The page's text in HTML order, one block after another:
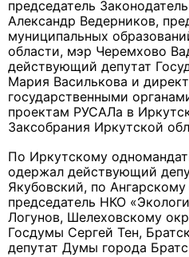
председатель
Александр Ведерников,
муниципальных
области, мэр Черемхово
действующий депутат
Мария Василькова и
государственными
проектам РУСАЛа в
Заксобрания Иркутской
По Иркутскому
одержал действующий
Якубовский, по
председатель НКО
Логунов, Шелеховскому
Госдумы Сергей Тен,
депутат Думы города